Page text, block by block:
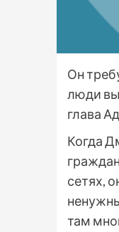
Он
люди
глава
Когда
сетях,
там